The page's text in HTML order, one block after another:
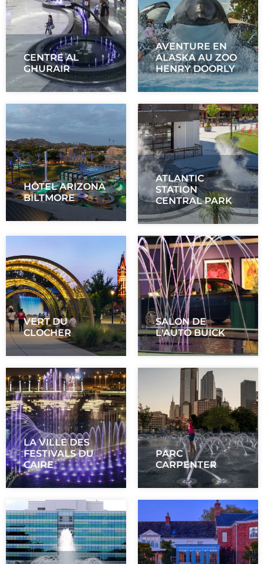
CENTRE AL
GHURAIR
AVENTURE EN
ALASKA AU ZOO
HENRY DOORLY
HÔTEL ARIZONA
BILTMORE
ATLANTIC
STATION
CENTRAL PARK
VERT DU
CLOCHER
SALON DE
L'AUTO BUICK
LA VILLE DES
FESTIVALS DU
CAIRE
PARC
CARPENTER